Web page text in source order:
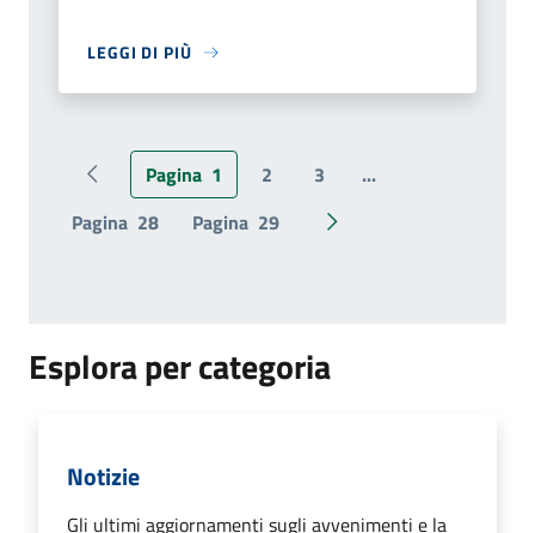
LEGGI DI PIÙ
Pagina precedente
Pagina 1 2 3
...
Pagina 28 Pagina 29 Pagina successiva
Esplora per categoria
Notizie
Gli ultimi aggiornamenti sugli avvenimenti e la